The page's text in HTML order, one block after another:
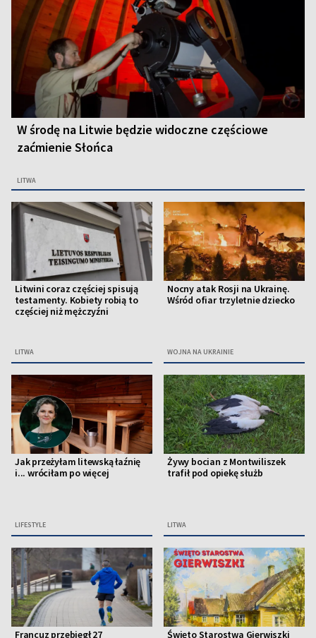
W środę na Litwie będzie widoczne częściowe
zaćmienie Słońca
LITWA
Litwini coraz częściej spisują
testamenty. Kobiety robią to
częściej niż mężczyźni
LITWA
Nocny atak Rosji na Ukrainę.
Wśród ofiar trzyletnie dziecko
WOJNA NA UKRAINIE
Jak przeżyłam litewską łaźnię
i... wróciłam po więcej
LIFESTYLE
Żywy bocian z Montwiliszek
trafił pod opiekę służb
LITWA
Francuz przebiegł 27
Święto Starostwa Gierwiszki